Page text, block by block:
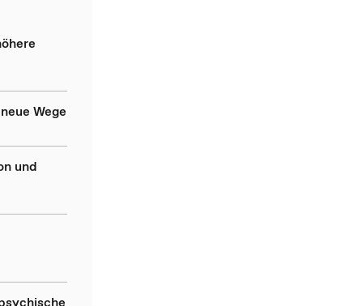
Wege
und